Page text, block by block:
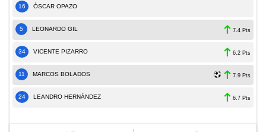
16 ÓSCAR OPAZO
5 LEONARDO GIL 7.4 Pts
34 VICENTE PIZARRO 6.2 Pts
11 MARCOS BOLADOS 7.9 Pts
24 LEANDRO HERNÁNDEZ 6.7 Pts